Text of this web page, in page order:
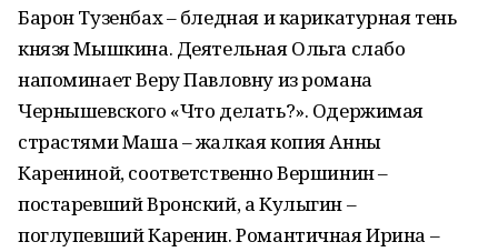
Барон Тузенбах – бледная и карикатурная тень
князя Мышкина. Деятельная Ольга слабо
напоминает Веру Павловну из романа
Чернышевского «Что делать?». Одержимая
страстями Маша – жалкая копия Анны
Карениной, соответственно Вершинин –
постаревший Вронский, а Кулыгин –
поглупевший Каренин. Романтичная Ирина –